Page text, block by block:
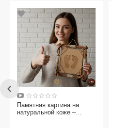
Памятная картина на
натуральной коже –